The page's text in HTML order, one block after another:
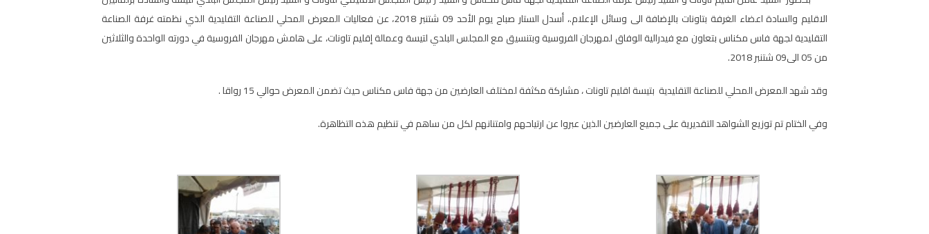
الاقليم والسادة اعضاء الغرفة بتاونات بالإضافة الى وسائل الإعلام.، أسدل الستار صباح يو
م الأحد 09 شتنبر 2018، عن فعاليات المعرض المحلي للصناعة التقليدية الذي نظمته غرفة الصناعة
التقليدية لجهة فاس مكناسبتعاون مع فيدرالية الوفاق لمهرجان الفروسية وبتنسيق مع المجلس البلدي لتيسة وعمالة إقليم تاونات، على هامش مهرجان الفروسية في دورته الواحدة والثلاثين
من 05 الى09 شتنبر 2018.
وقدشهدالمعرض المحلي للصناعة التقليدية بتيسة اقليم تاونات ،مشاركةمكثفةلمختلفالعارضينمن جهة فاس مكناس حيث تضمن المعرض حوالي 15 رواقا .
وفي الختام تم توزيع الشواهد التقديرية على جميع العارضين الذين عبروا عن ارتياحهم وامتنانهم لكل من ساهم في تنظيم هذه التظاهرة.